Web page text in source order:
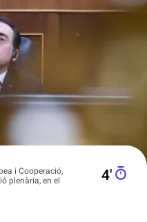
i Cooperació,
plenària, en el
4′